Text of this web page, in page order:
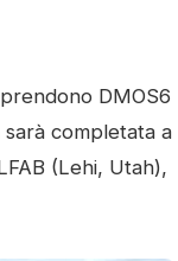
DMOS6
sarà completata a
(Lehi, Utah),